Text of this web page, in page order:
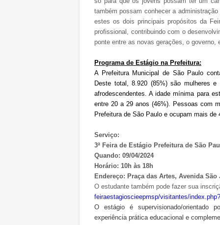
também possam conhecer a
estes os dois principais propósitos da
profissional, contribuindo com o
ponte entre as novas gerações, o governo,
Programa de Estágio na Prefeitura:
A Prefeitura Municipal de São Paulo
Deste total, 8.920 (85%) são mulheres
afrodescendentes. A idade mínima para
entre 20 a 29 anos (46%). Pessoas com
Prefeitura de São Paulo e ocupam mais
Serviço:
3ª Feira de Estágio Prefeitura de São
Quando: 09/04/2024
Horário: 10h às 18h
Endereço: Praça das Artes, Avenida São
O estudante também pode fazer sua
feiraestagioscieepmsp/visitantes/
O estágio é supervisionado/orientado
experiência prática educacional e